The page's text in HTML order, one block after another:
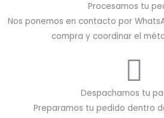
Procesamos tu
Nos ponemos en contacto por
compra y coordinar el
Despachamos tu
Preparamos tu pedido dentro